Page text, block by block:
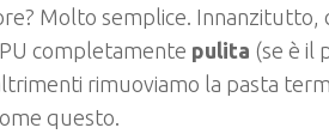
Molto semplice. Innanzitutto,
completamente pulita (se è il
rimuoviamo la pasta
questo.